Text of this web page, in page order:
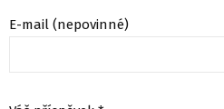
E-mail (nepovinné)